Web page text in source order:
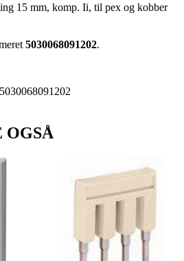
15 mm, komp. Ii, til pex og kobber
5030068091202.
5030068091202
OGSÅ